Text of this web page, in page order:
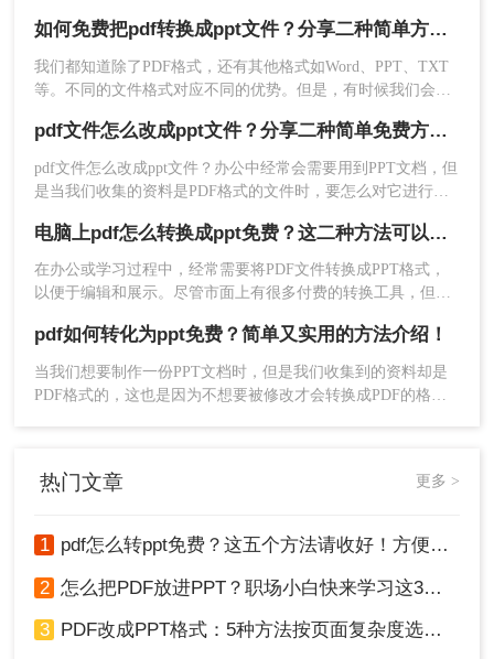
如果你接到一份PDF格式的文件，需要将其转换成PPT格式的
文档，你会怎么做呢？新建一个PPT，把内容搬过去吗？还是
直接转换呢？如果想要简单快速的解决，最好的方法就是pdf文
件怎么转换成ppt文件，没错，两种不同的格式可以进行转换，
如何免费把pdf转换成ppt文件？分享二种简单方法！
我们都知道除了PDF格式，还有其他格式如Word、PPT、TXT
等。不同的文件格式对应不同的优势。但是，有时候我们会遇
会使用一些软件对文件格式进行转换。有什么样子的方法可以
轻松地完成转换呢，今天小编就给大家地带来了如何免费把pdf
转换成ppt文件方法。
pdf文件怎么改成ppt文件？分享二种简单免费方法~
pdf文件怎么改成ppt文件？办公中经常会需要用到PPT文档，但
是当我们收集的资料是PDF格式的文件时，要怎么对它进行编
了，我们可以实现pdf转ppt吗？当然是可以的，下面就来教你
一招，看看是怎么转换的吧。
电脑上pdf怎么转换成ppt免费？这二种方法可以帮到你！
在办公或学习过程中，经常需要将PDF文件转换成PPT格式，
以便于编辑和展示。尽管市面上有很多付费的转换工具，但其
怎么转换成PPT免费呢？下面将介绍两种在电脑上免费将PDF
转换成PPT的方法。
pdf如何转化为ppt免费？简单又实用的方法介绍！
当我们想要制作一份PPT文档时，但是我们收集到的资料却是
PDF格式的，这也是因为不想要被修改才会转换成PDF的格
热门文章 更多 >
1 pdf怎么转ppt免费？这五个方法请收好！方便又好用！
2 怎么把PDF放进PPT？职场小白快来学习这3种方法！
3 PDF改成PPT格式：5种方法按页面复杂度选择！